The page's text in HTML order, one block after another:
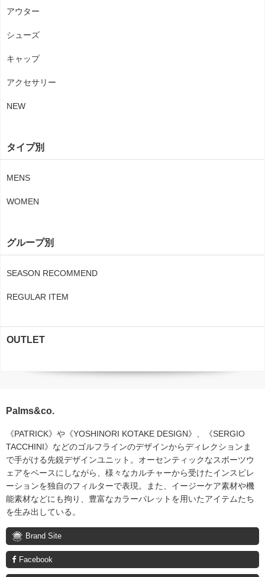
アウター
シューズ
キャップ
アクセサリー
NEW
タイプ別
MENS
WOMEN
グループ別
SEASON RECOMMEND
REGULAR ITEM
OUTLET
Palms&co.
《PATRICK》や《YOSHINORI KOTAKE DESIGN》、《SERGIO
TACCHINI》などのゴルフラインのデザインからディレクションま
で手がける先鋭デザインユニット。オーセンティックなスポーツウ
ェアをベースにしながら、様々なカルチャーから受けたインスピレ
ーションを独自のフィルターで表現。また、イージーケア素材や機
能素材などにも拘り、豊富なカラーパレットを用いたアイテムたち
を生み出している。
Brand Site
Facebook